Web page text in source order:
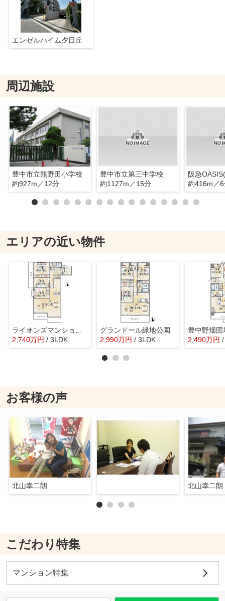
エンゼルハイム夕日丘
周辺施設
豊中市立熊野田小学校
約927m／12分
豊中市立第三中学校
約1127m／15分
約416m／
エリアの近い物件
2,740万円 / 3LDK
グランドール緑地公園
2,990万円 / 3LDK
豊中野畑団
2,490万円
お客様の声
北山幸二朗 北山幸二朗
こだわり特集
マンション特集